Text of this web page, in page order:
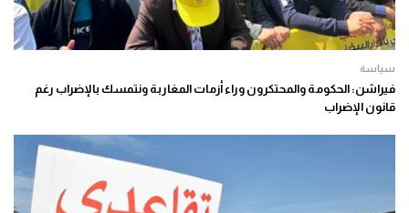
سياسة
فيراشن: الحكومة والمحتكرون وراء أزمات المغاربة ونتمسك بالإضراب رغم
قانون الإضراب